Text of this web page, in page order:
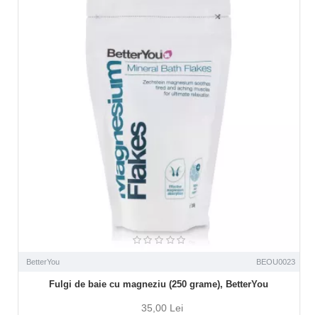
BetterYou BEOU0023
Fulgi de baie cu magneziu (250 grame), BetterYou
35,00 Lei